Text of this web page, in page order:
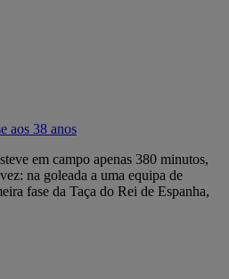
aos 38 anos
em campo apenas 380 minutos,
na goleada a uma equipa de
fase da Taça do Rei de Espanha,